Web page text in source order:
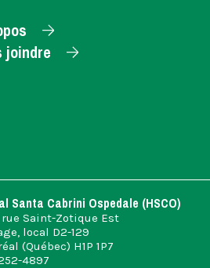
joindre
Santa Cabrini Ospedale (HSCO)
rue Saint-Zotique Est
local D2-129
(Québec) H1P 1P7
4897